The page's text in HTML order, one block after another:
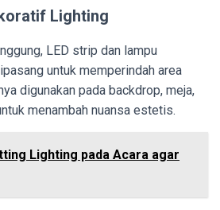
Lighting
LED strip dan lampu
untuk memperindah area
digunakan pada backdrop, meja,
menambah nuansa estetis.
Lighting pada Acara agar